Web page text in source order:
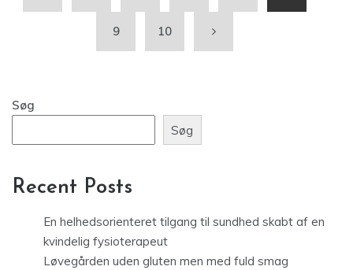
9 10
Søg
Søg
Recent Posts
En helhedsorienteret tilgang til sundhed skabt af en
kvindelig fysioterapeut
Løvegården uden gluten men med fuld smag